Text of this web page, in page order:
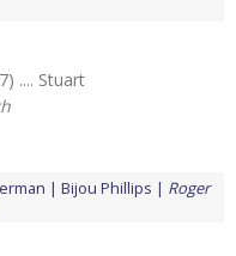
.... Stuart
Bijou Phillips
Roger